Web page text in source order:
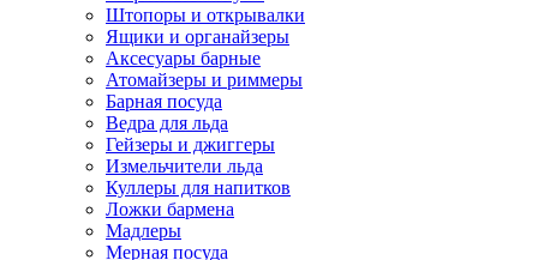
Штопоры и открывалки
Ящики и органайзеры
Аксесуары барные
Атомайзеры и риммеры
Барная посуда
Ведра для льда
Гейзеры и джиггеры
Измельчители льда
Куллеры для напитков
Ложки бармена
Мадлеры
Мерная посуда